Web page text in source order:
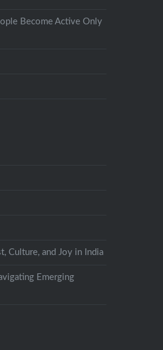
Become Active Only
Culture, and Joy in India
Emerging